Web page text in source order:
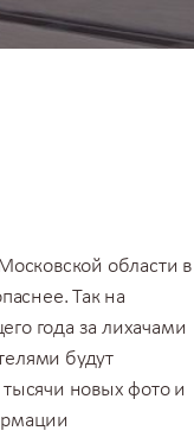
области в
Так на
года за лихачами
будут
новых фото и